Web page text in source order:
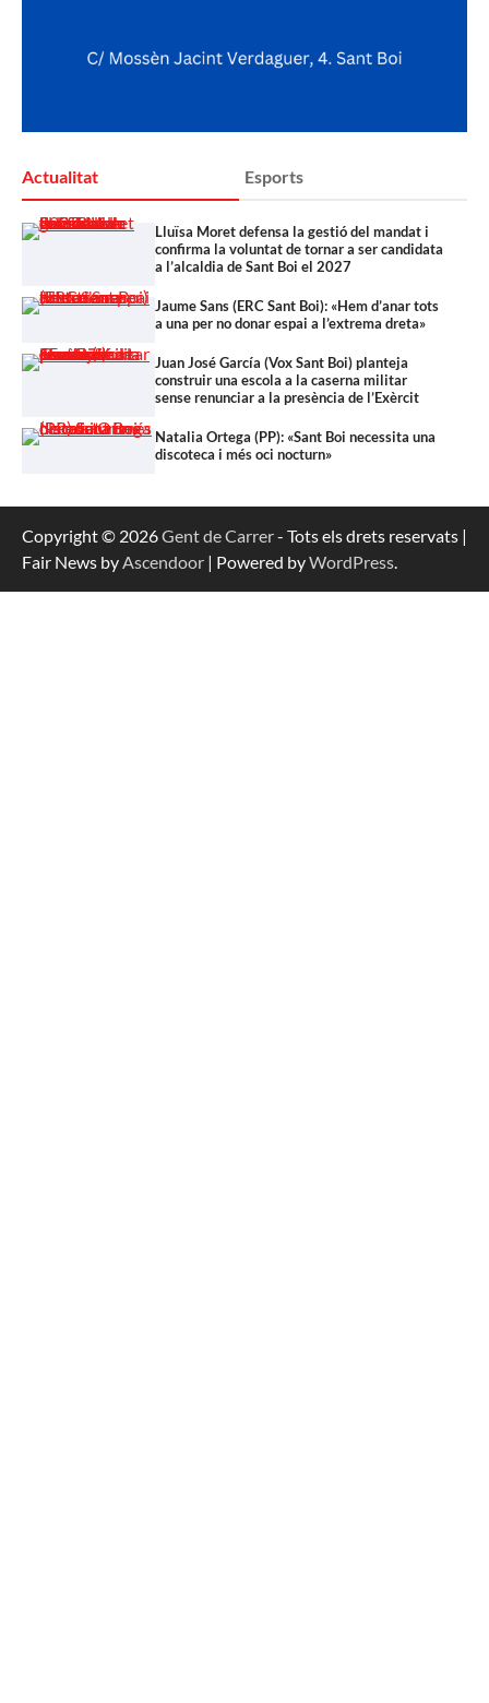
Actualitat Esports
Lluïsa Moret defensa la gestió del mandat i
confirma la voluntat de tornar a ser candidata
a l’alcaldia de Sant Boi el 2027
Jaume Sans (ERC Sant Boi): «Hem d’anar tots
a una per no donar espai a l’extrema dreta»
Juan José García (Vox Sant Boi) planteja
construir una escola a la caserna militar
sense renunciar a la presència de l’Exèrcit
Natalia Ortega (PP): «Sant Boi necessita una
discoteca i més oci nocturn»
Copyright © 2026Gent de Carrer- Tots els drets reservats |
Fair News byAscendoor | Powered byWordPress.